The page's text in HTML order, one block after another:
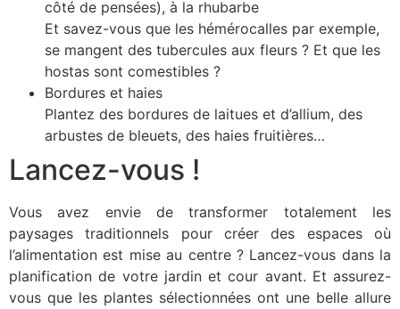
côté de pensées), à la rhubarbe
Et savez-vous que les hémérocalles par exemple,
se mangent des tubercules aux fleurs ? Et que les
hostas sont comestibles ?
Bordures et haies
Plantez des bordures de laitues et d’allium, des
arbustes de bleuets, des haies fruitières…
Lancez-vous !
Vous avez envie de transformer totalement les
paysages traditionnels pour créer des espaces où
l’alimentation est mise au centre ? Lancez-vous dans la
planification de votre jardin et cour avant. Et assurez-
vous que les plantes sélectionnées ont une belle allure